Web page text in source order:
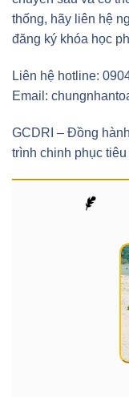
thống, hãy liên hệ
đăng ký khóa học
Liên hệ hotline:
Email:
GCDRI – Đồng
trình chinh phục